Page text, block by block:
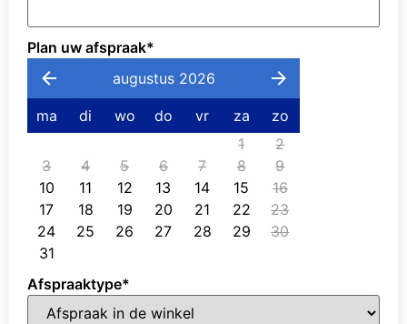
Plan uw afspraak*
augustus 2026
ma di wo do vr za
zo
1
2
3
4 5 6 7 8
9
10
11 12 13 14 15
16
17
18 19 20 21 22
23
24
25 26 27 28 29
30
31
Afspraaktype*